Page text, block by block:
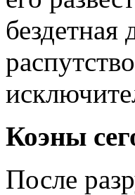
Коэны
После